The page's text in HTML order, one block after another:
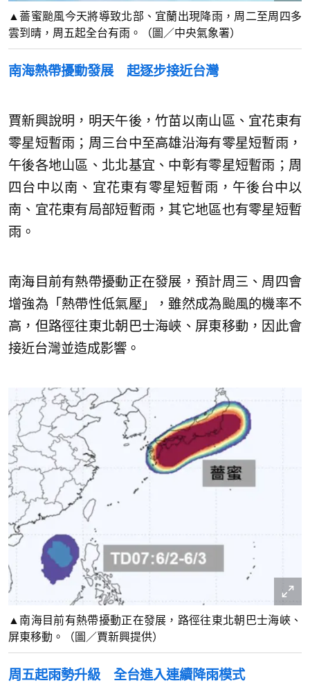
▲薔蜜颱風今天將導致北部、宜蘭出現降雨，周二至周四多
雲到晴，周五起全台有雨。（圖／中央氣象署）
南海熱帶擾動發展 起逐步接近台灣
賈新興說明，明天午後，竹苗以南山區、宜花東有
零星短暫雨；周三台中至高雄沿海有零星短暫雨，
午後各地山區、北北基宜、中彰有零星短暫雨；周
四台中以南、宜花東有零星短暫雨，午後台中以
南、宜花東有局部短暫雨，其它地區也有零星短暫
雨。
南海目前有熱帶擾動正在發展，預計周三、周四會
增強為「熱帶性低氣壓」，雖然成為颱風的機率不
高，但路徑往東北朝巴士海峽、屏東移動，因此會
接近台灣並造成影響。
▲南海目前有熱帶擾動正在發展，路徑往東北朝巴士海峽、
屏東移動。（圖／賈新興提供）
周五起雨勢升級 全台進入連續降雨模式